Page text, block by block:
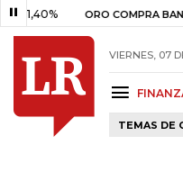
ORO COMPRA BANCO DE
VIERNES, 07
TEMAS DE